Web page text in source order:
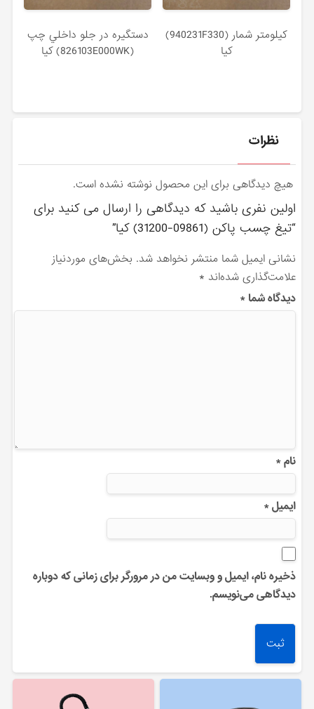
كيلومتر شمار (940231F330)
کیا
دستگيره در جلو داخلي چپ
(826103E000WK) کیا
نظرات
هیچ دیدگاهی برای این محصول نوشته نشده است.
اولین نفری باشید که دیدگاهی را ارسال می کنید برای
“تيغ چسب پاكن (09861-31200) کیا”
نشانی ایمیل شما منتشر نخواهد شد. بخش‌های موردنیاز
علامت‌گذاری شده‌اند *
دیدگاه شما*
نام*
ایمیل*
ذخیره نام، ایمیل و وبسایت من در مرورگر برای زمانی که دوباره
دیدگاهی می‌نویسم.